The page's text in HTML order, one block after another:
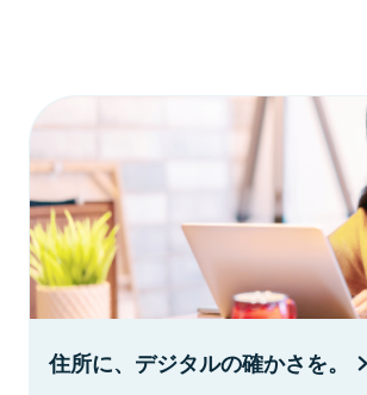
住所に、デジタルの確かさを。